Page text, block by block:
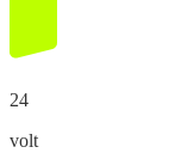
24
volt